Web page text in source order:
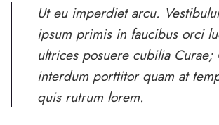
Ut eu imperdiet arcu.
ipsum primis in faucibus orci
ultrices posuere cubilia Curae;
interdum porttitor quam at
quis rutrum lorem.